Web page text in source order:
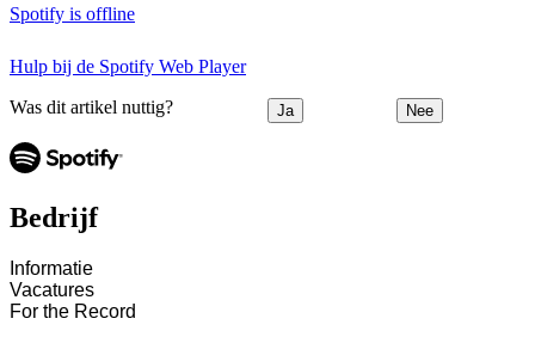
Spotify is offline
Hulp bij de Spotify Web Player
Was dit artikel nuttig? Ja Nee
Bedrijf
Informatie
Vacatures
For the Record